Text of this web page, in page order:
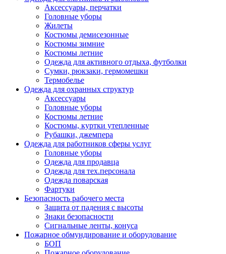
Аксессуары, перчатки
Головные уборы
Жилеты
Костюмы демисезонные
Костюмы зимние
Костюмы летние
Одежда для активного отдыха, футболки
Сумки, рюкзаки, гермомешки
Термобелье
Одежда для охранных структур
Аксессуары
Головные уборы
Костюмы летние
Костюмы, куртки утепленные
Рубашки, джемпера
Одежда для работников сферы услуг
Головные уборы
Одежда для продавца
Одежда для тех.персонала
Одежда поварская
Фартуки
Безопасность рабочего места
Защита от падения с высоты
Знаки безопасности
Сигнальные ленты, конуса
Пожарное обмундирование и оборудование
БОП